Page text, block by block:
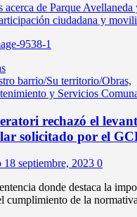
acerca de Parque
ciudadana y
barrio/Su territorio/Obras,
y Servicios
rechazó el
solicitado por el
18 septiembre, 2023 0
donde destaca la
cumplimiento de la